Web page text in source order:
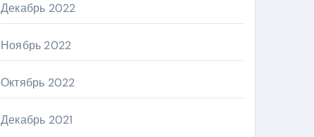
Декабрь 2022
Ноябрь 2022
Октябрь 2022
Декабрь 2021